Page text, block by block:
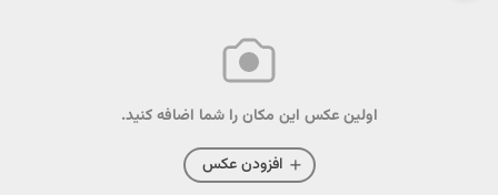
اولین عکس این مکان را شما اضافه کنید.
افزودن عکس